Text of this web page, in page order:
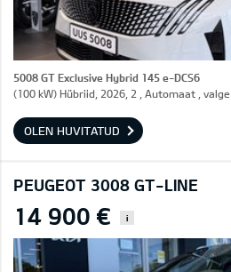
5008 GT Exclusive Hybrid 145 e-DCS6
(100 kW) Hübriid, 2026, 2 , Automaat ,
OLEN HUVITATUD
PEUGEOT 3008 GT-LINE
14 900 € i